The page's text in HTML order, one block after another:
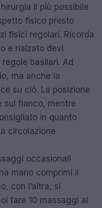
il più possibile
fisico presto
fisici regolari. Ricorda
e rialzato devi
basilari. Ad
ma anche la
su ciò. La posizione
sul fianco, mentre
in quanto
circolazione
occasionali
mano comprimi il
con l’altra, si
fare 10 massaggi al